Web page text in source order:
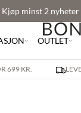
Kjøp minst 2 nyheter
OUTLET
699 KR.